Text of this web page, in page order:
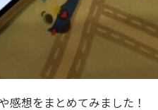
感想をまとめてみました！